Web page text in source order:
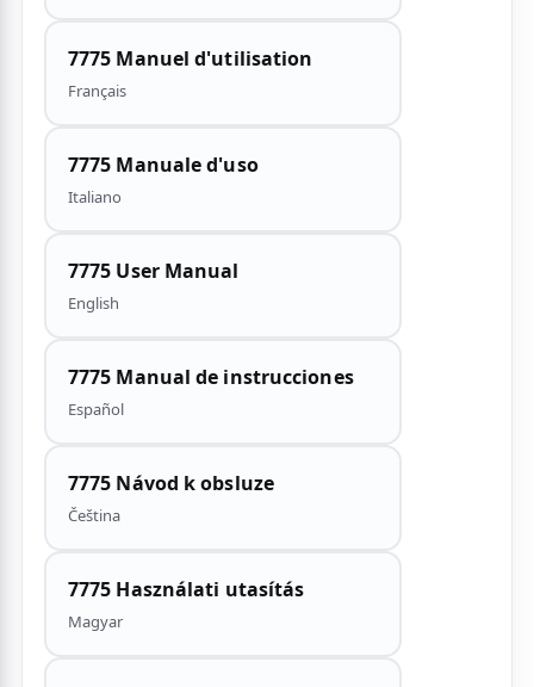
7775 Manuel d'utilisation
Français
7775 Manuale d'uso
Italiano
7775 User Manual
English
7775 Manual de instrucciones
Español
7775 Návod k obsluze
Čeština
7775 Használati utasítás
Magyar